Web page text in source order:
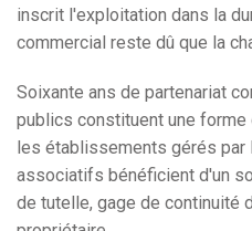
inscrit l'exploitation dans la
commercial reste dû que la
Soixante ans de partenariat
publics constituent une
les établissements gérés par
associatifs bénéficient d'un
de tutelle, gage de continuité